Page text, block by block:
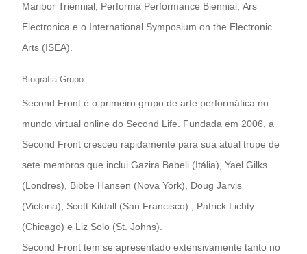
Maribor Triennial, Performa Performance Biennial, Ars
Electronica e o International Symposium on the Electronic
Arts (ISEA).
Biografia Grupo
Second Front é o primeiro grupo de arte performática no
mundo virtual online do Second Life. Fundada em 2006, a
Second Front cresceu rapidamente para sua atual trupe de
sete membros que inclui Gazira Babeli (Itália), Yael Gilks ​​
(Londres), Bibbe Hansen (Nova York), Doug Jarvis
(Victoria), Scott Kildall (San Francisco) , Patrick Lichty
(Chicago) e Liz Solo (St. Johns).
Second Front tem se apresentado extensivamente tanto no